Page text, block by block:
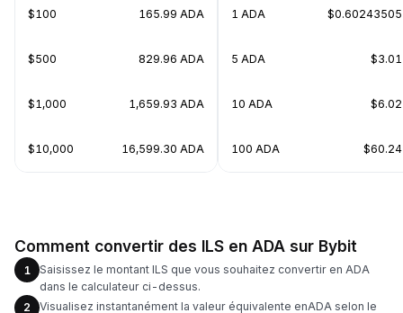
$100 165.99 ADA
$500 829.96 ADA
$1,000 1,659.93 ADA
$10,000 16,599.30 ADA
1 ADA $0.60243505
5 ADA $3.01
10 ADA $6.02
100 ADA $60.24
Comment convertir des ILS en ADA sur Bybit
1
Saisissez le montant ILS que vous souhaitez convertir en ADA
dans le calculateur ci-dessus.
2
Visualisez instantanément la valeur équivalente enADA selon le